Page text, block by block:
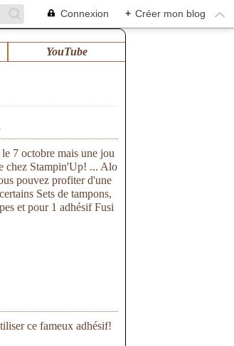
Connexion + Créer mon blog
YouTube
7 octobre mais une jou
chez Stampin'Up! ... Alo
pouvez profiter d'une
Sets de tampons,
et pour 1 adhésif Fusi
ce fameux adhésif!